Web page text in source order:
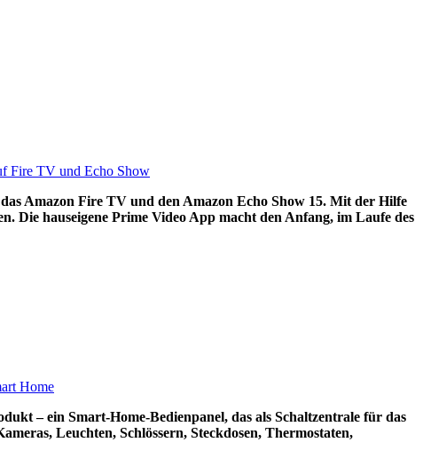
Amazon Fire TV und den Amazon Echo Show 15. Mit der Hilfe
Die hauseigene Prime Video App macht den Anfang, im Laufe des
– ein Smart-Home-Bedienpanel, das als Schaltzentrale für das
Leuchten, Schlössern, Steckdosen, Thermostaten,